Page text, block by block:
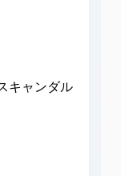
キャンダル